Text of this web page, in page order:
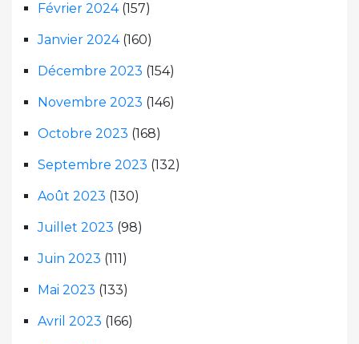
Février 2024(157)
Janvier 2024(160)
Décembre 2023 (154)
Novembre 2023 (146)
Octobre 2023 (168)
Septembre 2023 (132)
Août 2023 (130)
Juillet 2023 (98)
Juin 2023 (111)
Mai 2023 (133)
Avril 2023 (166)